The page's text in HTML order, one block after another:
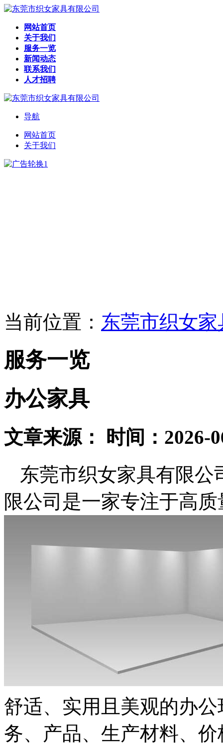
网站首页
关于我们
服务一览
新闻动态
联系我们
人才招聘
导航
网站首页
关于我们
当前位置： 东莞市织女
服务一览
办公家具
文章来源： 时间：2026-
东莞市织女家具有限
限公司是一家专注于高
舒适、实用且美观的办
务、产品、生产材料、